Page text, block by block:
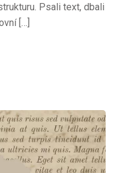
Psali text, dbali
[…]